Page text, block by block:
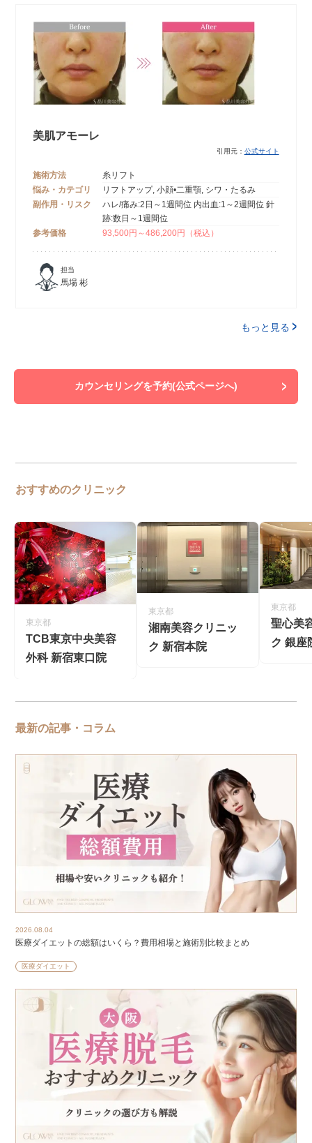
美肌アモーレ
引用元： 公式サイト
施術方法
糸リフト
悩み・カテゴリ
リフトアップ, 小顔•二重顎, シワ・たるみ
副作用・リスク
ハレ/痛み:2日～1週間位 内出血:1～2週間位 針
跡:数日～1週間位
参考価格
93,500円～486,200円（税込）
担当
馬場 彬
もっと見る
カウンセリングを予約(公式ページへ)
おすすめのクリニック
東京都
TCB東京中央美容
外科 新宿東口院
東京都
湘南美容クリニッ
ク 新宿本院
東京都
聖心美
ク 銀座
最新の記事・コラム
2026.08.04
医療ダイエットの総額はいくら？費用相場と施術別比較まとめ
医療ダイエット